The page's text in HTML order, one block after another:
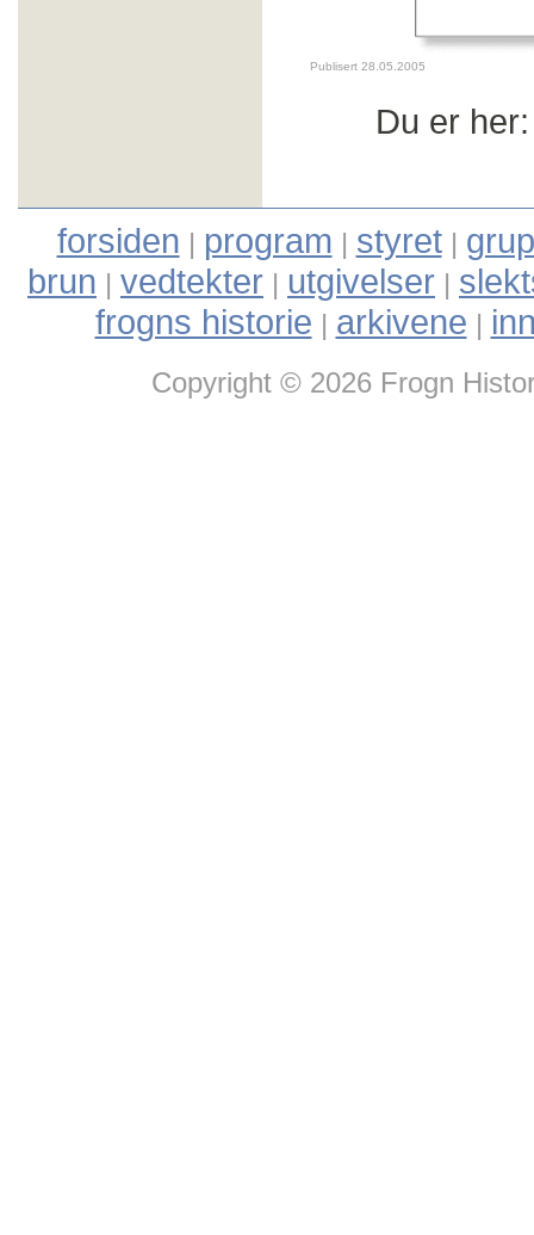
Publisert 28.05.2005
Du er
forsiden | program | styret|
brun | vedtekter | utgivelser |
frogns historie | arkivene |
Copyright © 2026 Frogn